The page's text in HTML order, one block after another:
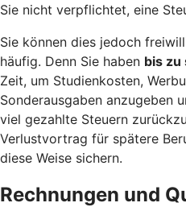
Sie nicht verpflichtet, eine
Sie können dies jedoch
häufig. Denn Sie haben bis zu
Zeit, um Studienkosten,
Sonderausgaben anzugeben
viel gezahlte Steuern
Verlustvortrag für spätere
diese Weise sichern.
Rechnungen und